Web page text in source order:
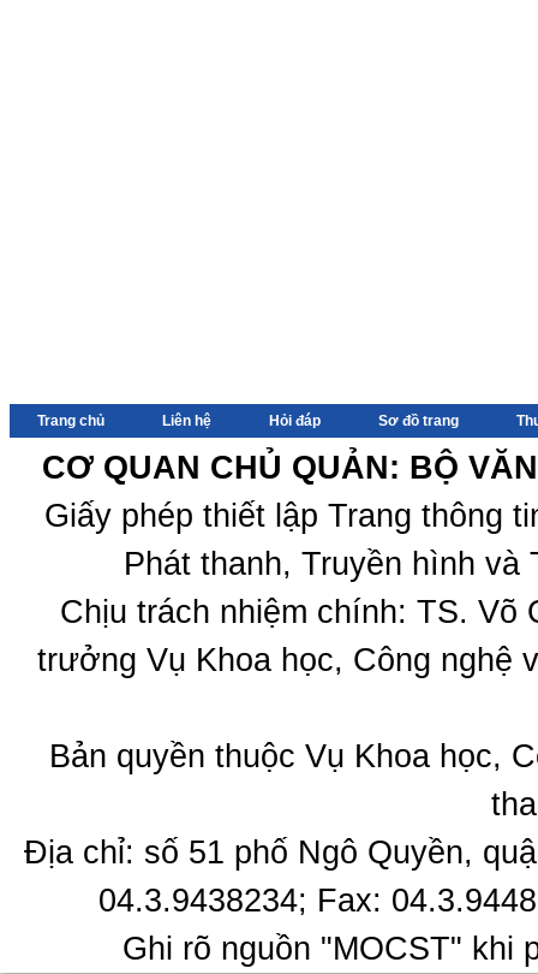
Trang chủ Liên hệ Hỏi đáp Sơ đồ trang
CƠ QUAN CHỦ QUẢN: BỘ
Giấy phép thiết lập Trang thông
Phát thanh, Truyền hình
Chịu trách nhiệm chính: TS.
trưởng Vụ Khoa học, Công nghệ
Bản quyền thuộc Vụ Khoa học,
Địa chỉ: số 51 phố Ngô Quyền,
04.3.9438234; Fax:
Ghi rõ nguồn "MOCST" khi